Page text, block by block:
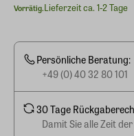
Vorrätig.Lieferzeit ca. 1-2 Tage
Persönliche Beratung:
+49 (0) 40 32 80 101
30 Tage
Damit Sie alle Zeit